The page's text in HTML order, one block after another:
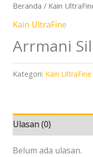
Beranda / Kain
Kain UltraFine
Arrmani
Kategori: Kain UltraFine
Ulasan (0)
Belum ada ulasan.